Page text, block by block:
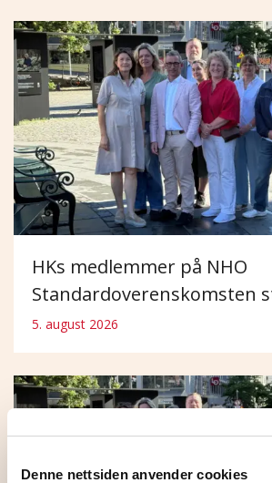
Denne nettsiden anvender cookies
HKs medlemmer på NHO
Standardoverenskomsten
5. august 2026